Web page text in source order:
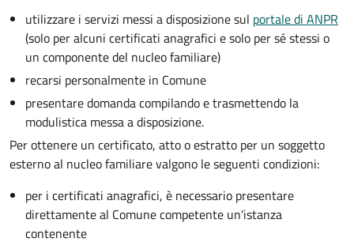
utilizzare i servizi messi a disposizione sul portale di ANPR
(solo per alcuni certificati anagrafici e solo per sé stessi o
un componente del nucleo familiare)
recarsi personalmente in Comune
presentare domanda compilando e trasmettendo la
modulistica messa a disposizione.
Per ottenere un certificato, atto o estratto per un soggetto
esterno al nucleo familiare valgono le seguenti condizioni:
per i certificati anagrafici, è necessario presentare
direttamente al Comune competente un'istanza
contenente